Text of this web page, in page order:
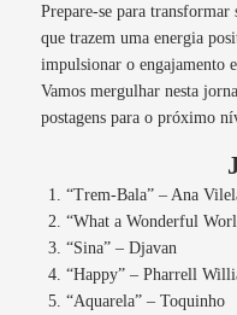
Prepare-se para transformar
que trazem uma energia
impulsionar o engajamento
Vamos mergulhar nesta
postagens para o próximo
“Trem-Bala” – Ana
“What a Wonderful
“Sina” – Djavan
“Happy” – Pharrell
“Aquarela” – Toquinho